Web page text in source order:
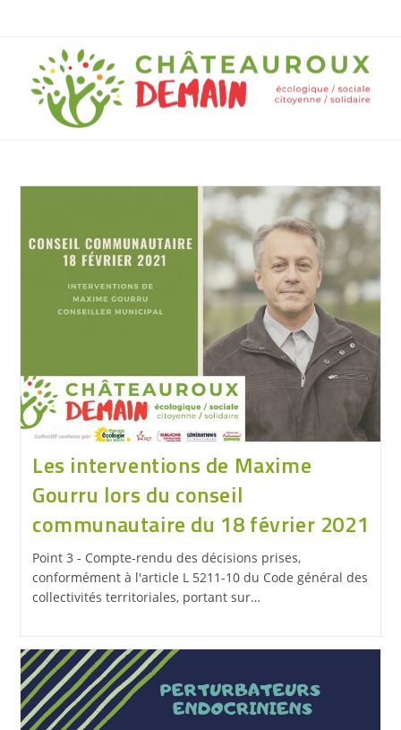
Les interventions de Maxime
Gourru lors du conseil
communautaire du 18 février 2021
Point 3 - Compte-rendu des décisions prises,
conformément à l'article L 5211-10 du Code général des
collectivités territoriales, portant sur…